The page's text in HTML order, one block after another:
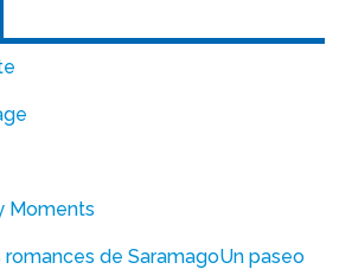
Moments
de SaramagoUn paseo